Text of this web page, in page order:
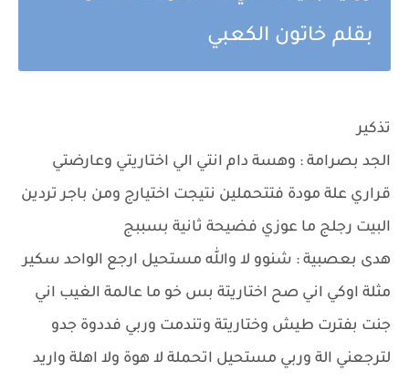
بقلم خاتون الكعبي
تذكير
الجد بصرامة : وهسة دام انتي الي اختاريتي وعارضتي
قراري علة مودة فتتحملين نتيجت اختيارج ومن باجر تردين
البيت رجلج ما عوزي فضيحة ثانية بسببج
هدى بعصبية : شنوو لا والله مستحيل ارجع الواحد سكير
مثلة اوكي اني صح اختاريتة بس خو ما عالمة الغيب اني
جنت بفترت طيش وختاريتة وتندمت وربي فددوة جدو
لترجعني الة وربي مستحيل اتحملة لا هوة ولا اهلة واريد